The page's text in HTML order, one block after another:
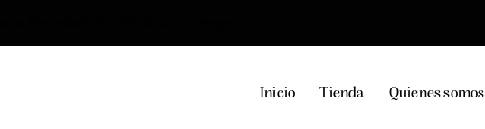
Inicio Tienda Quienes somos